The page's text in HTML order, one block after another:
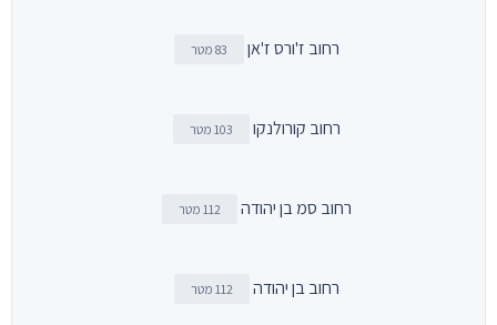
רחוב ז'ורס ז'אן 83 מטר
רחוב קורולנקו 103 מטר
רחוב סמ בן יהודה 112 מטר
רחוב בן יהודה 112 מטר